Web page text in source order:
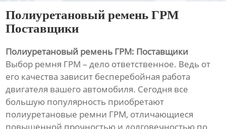
Полиуретановый ремень ГРМ
Поставщики
Полиуретановый ремень ГРМ: Поставщики
Выбор ремня ГРМ – дело ответственное. Ведь от
его качества зависит бесперебойная работа
двигателя вашего автомобиля. Сегодня все
большую популярность приобретают
полиуретановые ремни ГРМ, отличающиеся